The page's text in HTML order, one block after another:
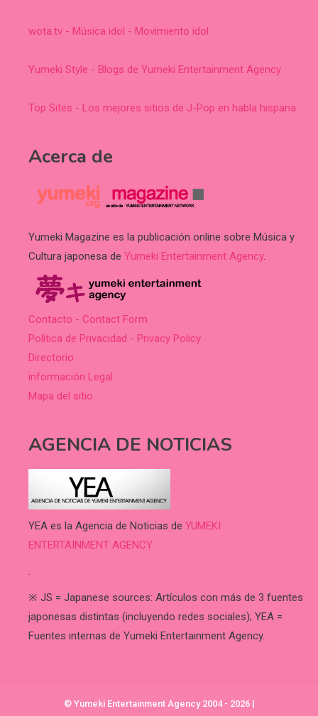
wota.tv - Música idol - Movimiento idol
Yumeki Style - Blogs de Yumeki Entertainment Agency
Top Sites - Los mejores sitios de J-Pop en habla hispana
Acerca de
Yumeki Magazine es la publicación online sobre Música y
Cultura japonesa de Yumeki Entertainment Agency.
Contacto - Contact Form
Política de Privacidad - Privacy Policy
Directorio
información Legal
Mapa del sitio
AGENCIA DE NOTICIAS
YEA es la Agencia de Noticias de YUMEKI
ENTERTAINMENT AGENCY.
.
※ JS = Japanese sources: Artículos con más de 3 fuentes
japonesas distintas (incluyendo redes sociales); YEA =
Fuentes internas de Yumeki Entertainment Agency.
© Yumeki Entertainment Agency 2004 - 2026 |